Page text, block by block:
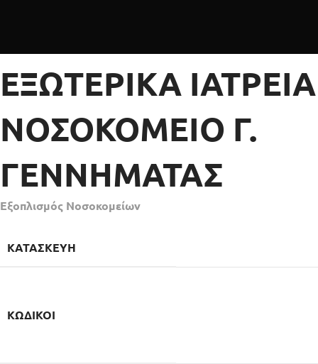
ΕΞΩΤΕΡΙΚΑ ΙΑΤΡΕΙΑ
ΝΟΣΟΚΟΜΕΙΟ Γ.
ΓΕΝΝΗΜΑΤΑΣ
Εξοπλισμός Νοσοκομείων
ΚΑΤΑΣΚΕΥΉ
ΚΩΔΙΚΟΊ